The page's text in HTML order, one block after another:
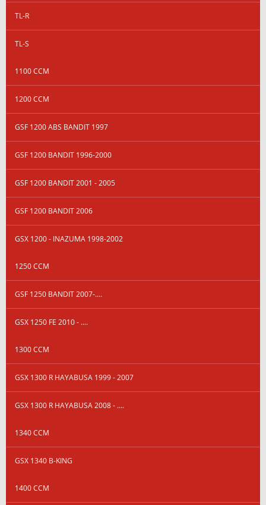
TL-R
TL-S
1100 CCM
1200 CCM
GSF 1200 ABS BANDIT 1997
GSF 1200 BANDIT 1996-2000
GSF 1200 BANDIT 2001 - 2005
GSF 1200 BANDIT 2006
GSX 1200 - INAZUMA 1998-2002
1250 CCM
GSF 1250 BANDIT 2007-....
GSX 1250 FE 2010 - ....
1300 CCM
GSX 1300 R HAYABUSA 1999 - 2007
GSX 1300 R HAYABUSA 2008 - ....
1340 CCM
GSX 1340 B-KING
1400 CCM